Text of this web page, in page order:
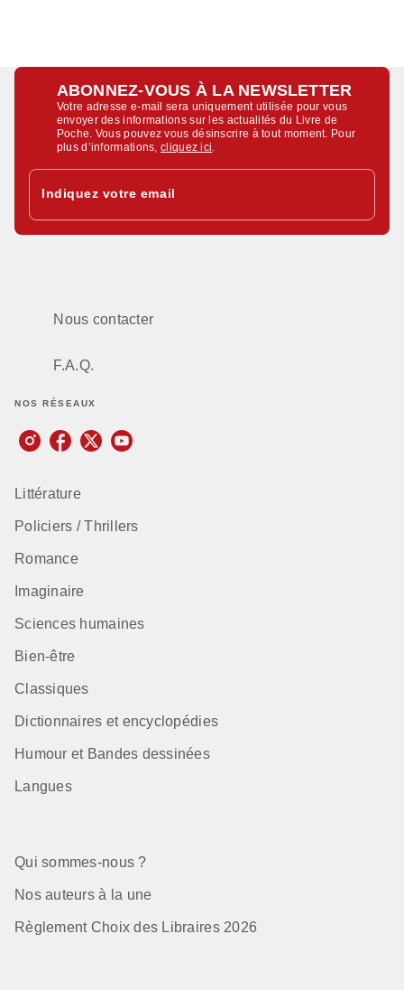
ABONNEZ-VOUS À LA NEWSLETTER
Votre adresse e-mail sera uniquement utilisée pour vous
envoyer des informations sur les actualités du Livre de
Poche. Vous pouvez vous désinscrire à tout moment. Pour
plus d’informations,cliquez ici.
Indiquez votre email
Nous contacter
F.A.Q.
NOS RÉSEAUX
Littérature
Policiers / Thrillers
Romance
Imaginaire
Sciences humaines
Bien-être
Classiques
Dictionnaires et encyclopédies
Humour et Bandes dessinées
Langues
Qui sommes-nous ?
Nos auteurs à la une
Règlement Choix des Libraires 2026